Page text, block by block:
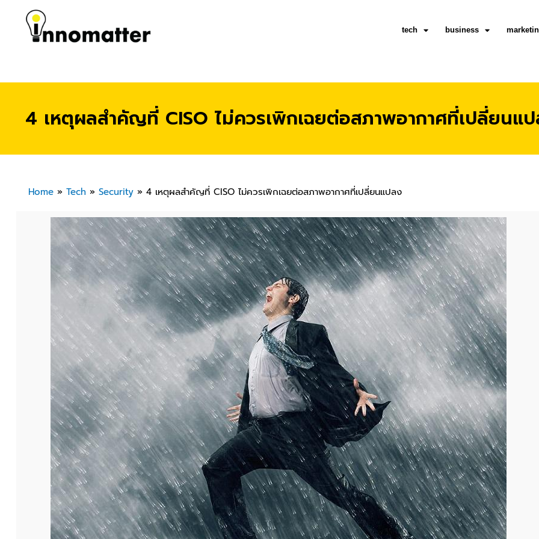
tech business
4 เหตุผลสำคัญที่ CISO ไม่ควรเพิกเฉยต่อสภาพอากาศที่เปลี่ยนแ
Home» Tech» Security» 4 เหตุผลสำคัญที่ CISO ไม่ควรเพิกเฉยต่อสภาพอากาศที่เปลี่ยนแปลง